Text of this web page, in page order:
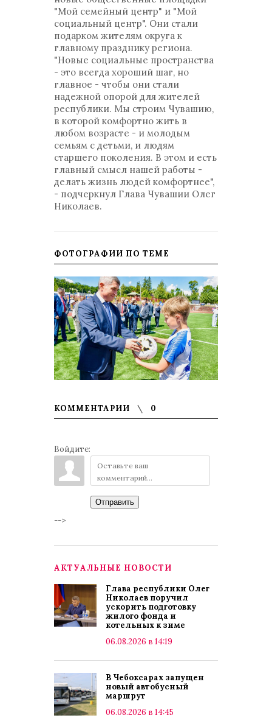
"Мой семейный центр" и "Мой
социальный центр". Они стали
подарком жителям округа к
главному празднику региона.
"Новые социальные пространства
- это всегда хороший шаг, но
главное - чтобы они стали
надежной опорой для жителей
республики. Мы строим Чувашию,
в которой комфортно жить в
любом возрасте - и молодым
семьям с детьми, и людям
старшего поколения. В этом и есть
главный смысл нашей работы -
делать жизнь людей комфортнее",
- подчеркнул Глава Чувашии Олег
Николаев.
ФОТОГРАФИИ ПО ТЕМЕ
КОММЕНТАРИИ 0
Войдите:
Отправить
-->
АКТУАЛЬНЫЕ НОВОСТИ
Глава республики Олег
Николаев поручил
ускорить подготовку
жилого фонда и
котельных к зиме
06.08.2026 в 14:19
В Чебоксарах запущен
новый автобусный
маршрут
06.08.2026 в 14:45